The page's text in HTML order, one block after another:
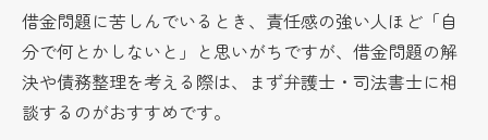
借金問題に苦しんでいるとき、責任感の強い人ほど「自
分で何とかしないと」と思いがちですが、借金問題の解
決や債務整理を考える際は、まず弁護士・司法書士に相
談するのがおすすめです。